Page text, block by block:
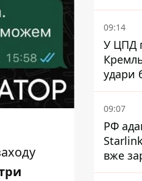
09:14
У ЦПД
удари
09:07
РФ
вже
проти